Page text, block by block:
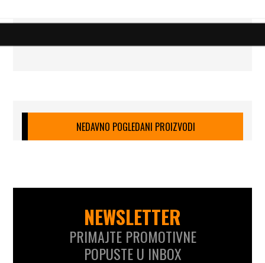
NEDAVNO POGLEDANI PROIZVODI
NEWSLETTER
PRIMAJTE PROMOTIVNE
POPUSTE U INBOX